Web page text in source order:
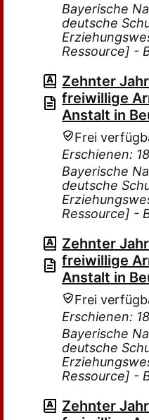
Bayerische
deutsche
Ressource] -
Zehnter
freiwillige
Anstalt in
Frei
Erschienen:
Bayerische
deutsche
Ressource] -
Zehnter
freiwillige
Anstalt in
Frei
Erschienen:
Bayerische
deutsche
Ressource] -
Zehnter